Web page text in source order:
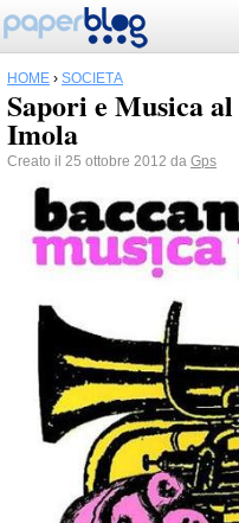
HOME › SOCIETÀ
Sapori e Musica
Imola
Creato il 25 ottobre 2012 da Gps